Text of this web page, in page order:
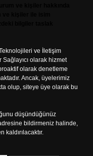
ve İletişim
Sağlayıcı olarak hizmet
olarak denetleme
Ancak, üyelerimiz
olup, siteye üye olarak bu
düşündüğünüz
bildirmeniz halinde,